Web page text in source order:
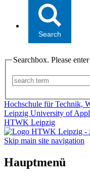
Search
Searchbox. Please
Hochschule für Technik,
Leipzig University of
HTWK Leipzig
Skip main site navigation
Hauptmenü